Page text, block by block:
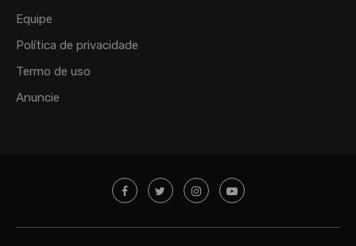
Equipe
Política de privacidade
Termo de uso
Anuncie